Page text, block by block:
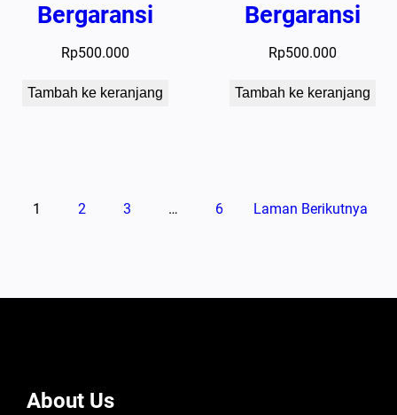
Bergaransi
Rp500.000
Tambah ke keranjang
Bergaransi
Rp500.000
Tambah ke keranjang
1 2 3 … 6 Laman Berikutnya
About Us